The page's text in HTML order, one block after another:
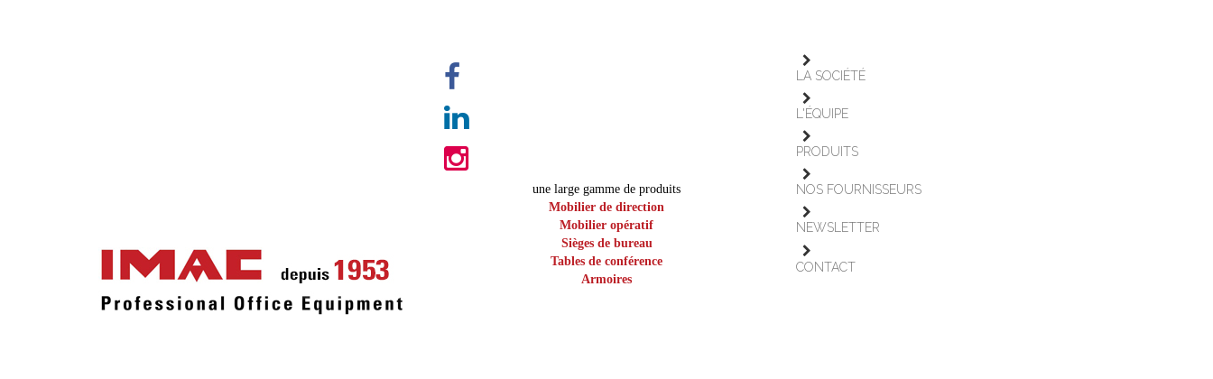
une large gamme de produits
Mobilier de direction
Mobilier opératif
Sièges de bureau
Tables de conférence
Armoires
LA SOCIÉTÉ
L'ÉQUIPE
PRODUITS
NOS FOURNISSEURS
NEWSLETTER
CONTACT